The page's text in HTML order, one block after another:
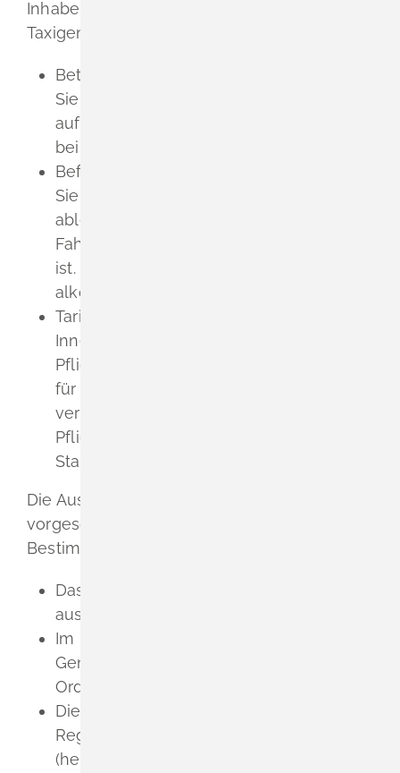
Inhaberinnen und Inhaber einer
Taxigenehmigung haben folgende Pflichten:
Betriebspflicht
Sie müssen den Betrieb
aufrechterhalten, wenn erforderlich auch
bei Nacht.
Beförderungspflicht
Sie dürfen Fahrten (auch kurze) nur
ablehnen, wenn der Fahrerin oder dem
Fahrer die Beförderung nicht zuzum
ist. Das ist beispielsweise bei stark
alkoholisierten Personen der Fall.
Tarifpflicht
Innerhalb des für Sie geltenden
Pflichtfahrgebietes
für eine Fahrt nach den örtlich
verordneten Beförderungsentgelten.
Pflichtfahrgebiet ist
Stadt- oder Landkreis des Betriebssi
Die Ausstattung der Taxen ist
vorgeschrieben.
Bestimmungen:
Das Auto muss mit einem Dachzeichen
ausgestattet sein.
Im Heckfenster müssen Sie die von der
Genehmigungsb
Ordnungsnummer führen.
Die Farbgebung für Taxen ist in der
Regel gesetzlich vorgeschrieben
(hellelfenbein).